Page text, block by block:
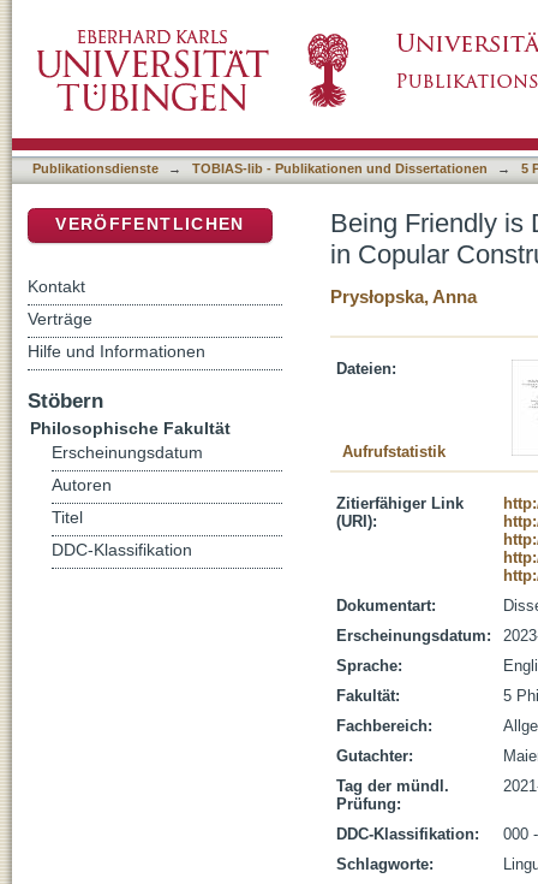
Publikationsdienste → TOBIAS-lib - Publikationen und Dissertationen → 5
Being Friendly is
in Copular
Prysłopska, Anna
Dateien:
Aufrufstatistik
Zitierfähiger Link
(URI):
Dokumentart:
Erscheinungsdatum:
Sprache:
Fakultät:
5
Fachbereich:
Gutachter:
Tag der mündl.
Prüfung:
DDC-Klassifikation:
000
Schlagworte:
VERÖFFENTLICHEN
Kontakt
Verträge
Hilfe und Informationen
Stöbern
Philosophische Fakultät
Erscheinungsdatum
Autoren
Titel
DDC-Klassifikation